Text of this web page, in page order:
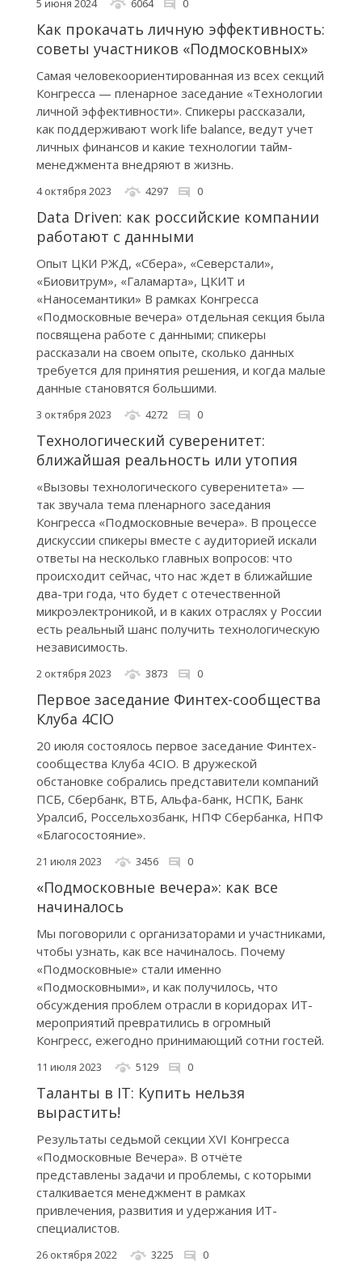
5 июня 2024 6064 0
Как прокачать личную эффективность:
советы участников «Подмосковных»
Самая человекоориентированная из всех секций
Конгресса — пленарное заседание «Технологии
личной эффективности». Спикеры рассказали,
как поддерживают work life balance, ведут учет
личных финансов и какие технологии тайм-
менеджмента внедряют в жизнь.
4 октября 2023 4297 0
Data Driven: как российские компании
работают с данными
Опыт ЦКИ РЖД, «Сбера», «Северстали»,
«Биовитрум», «Галамарта», ЦКИТ и
«Наносемантики» В рамках Конгресса
«Подмосковные вечера» отдельная секция была
посвящена работе с данными; спикеры
рассказали на своем опыте, сколько данных
требуется для принятия решения, и когда малые
данные становятся большими.
3 октября 2023 4272 0
Технологический суверенитет:
ближайшая реальность или утопия
«Вызовы технологического суверенитета» —
так звучала тема пленарного заседания
Конгресса «Подмосковные вечера». В процессе
дискуссии спикеры вместе с аудиторией искали
ответы на несколько главных вопросов: что
происходит сейчас, что нас ждет в ближайшие
два-три года, что будет с отечественной
микроэлектроникой, и в каких отраслях у России
есть реальный шанс получить технологическую
независимость.
2 октября 2023 3873 0
Первое заседание Финтех-сообщества
Клуба 4CIO
20 июля состоялось первое заседание Финтех-
сообщества Клуба 4CIO. В дружеской
обстановке собрались представители компаний
ПСБ, Сбербанк, ВТБ, Альфа-банк, НСПК, Банк
Уралсиб, Россельхозбанк, НПФ Сбербанка, НПФ
«Благосостояние».
21 июля 2023 3456 0
«Подмосковные вечера»: как все
начиналось
Мы поговорили с организаторами и участниками,
чтобы узнать, как все начиналось. Почему
«Подмосковные» стали именно
«Подмосковными», и как получилось, что
обсуждения проблем отрасли в коридорах ИТ-
мероприятий превратились в огромный
Конгресс, ежегодно принимающий сотни гостей.
11 июля 2023 5129 0
Таланты в IT: Купить нельзя
вырастить!
Результаты седьмой секции XVI Конгресса
«Подмосковные Вечера». В отчёте
представлены задачи и проблемы, с которыми
сталкивается менеджмент в рамках
привлечения, развития и удержания ИТ-
специалистов.
26 октября 2022 3225 0